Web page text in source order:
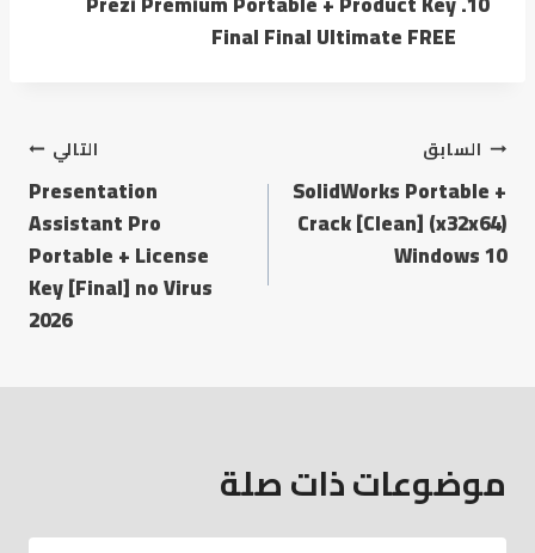
Final Final Ultimate FREE
السابق
SolidWorks Portable +
Crack [Clean] (x32x64)
Windows 10
التالي
Presentation
Assistant Pro
Portable + License
Key [Final] no Virus
2026
موضوعات ذات صلة